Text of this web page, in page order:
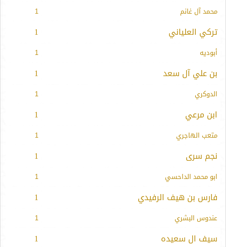
محمد آل غانم 1
تركي العلياني 1
أبوديه 1
بن علي آل سعد 1
الدوكري 1
ابن مرعي 1
متعب الهاجري 1
نجم سرى 1
ابو محمد الداحسي 1
فارس بن هيف الرفيدي 1
عندوس البشري 1
سيف ال سعيده 1